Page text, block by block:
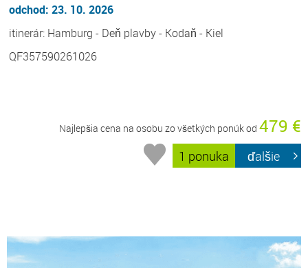
odchod: 23. 10. 2026
itinerár: Hamburg - Deň plavby - Kodaň - Kiel
QF357590261026
Najlepšia cena na osobu zo všetkých ponúk od 479 €
1 ponuka ďalšie